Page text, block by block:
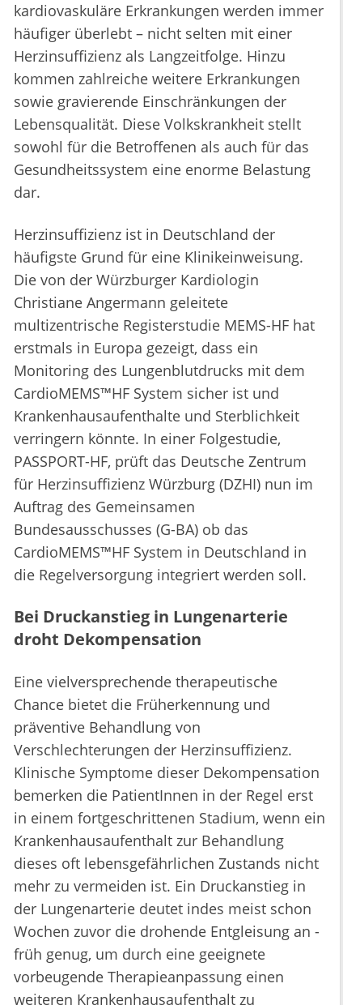
kardiovaskuläre Erkrankungen werden immer
häufiger überlebt – nicht selten mit einer
Herzinsuffizienz als Langzeitfolge. Hinzu
kommen zahlreiche weitere Erkrankungen
sowie gravierende Einschränkungen der
Lebensqualität. Diese Volkskrankheit stellt
sowohl für die Betroffenen als auch für das
Gesundheitssystem eine enorme Belastung
dar.
Herzinsuffizienz ist in Deutschland der
häufigste Grund für eine Klinikeinweisung.
Die von der Würzburger Kardiologin
Christiane Angermann geleitete
multizentrische Registerstudie MEMS-HF hat
erstmals in Europa gezeigt, dass ein
Monitoring des Lungenblutdrucks mit dem
CardioMEMS™HF System sicher ist und
Krankenhausaufenthalte und Sterblichkeit
verringern könnte. In einer Folgestudie,
PASSPORT-HF, prüft das Deutsche Zentrum
für Herzinsuffizienz Würzburg (DZHI) nun im
Auftrag des Gemeinsamen
Bundesausschusses (G-BA) ob das
CardioMEMS™HF System in Deutschland in
die Regelversorgung integriert werden soll.
Bei Druckanstieg in Lungenarterie
droht Dekompensation
Eine vielversprechende therapeutische
Chance bietet die Früherkennung und
präventive Behandlung von
Verschlechterungen der Herzinsuffizienz.
Klinische Symptome dieser Dekompensation
bemerken die PatientInnen in der Regel erst
in einem fortgeschrittenen Stadium, wenn ein
Krankenhausaufenthalt zur Behandlung
dieses oft lebensgefährlichen Zustands nicht
mehr zu vermeiden ist. Ein Druckanstieg in
der Lungenarterie deutet indes meist schon
Wochen zuvor die drohende Entgleisung an -
früh genug, um durch eine geeignete
vorbeugende Therapieanpassung einen
weiteren Krankenhausaufenthalt zu